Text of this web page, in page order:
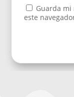
Guarda mi
este